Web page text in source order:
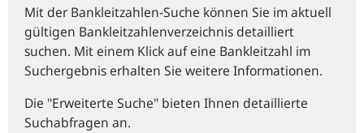
Mit der Bankleitzahlen-Suche können Sie im aktuell
gültigen Bankleitzahlenverzeichnis detailliert
suchen. Mit einem Klick auf eine Bankleitzahl im
Suchergebnis erhalten Sie weitere Informationen.
Die "Erweiterte Suche" bieten Ihnen detaillierte
Suchabfragen an.